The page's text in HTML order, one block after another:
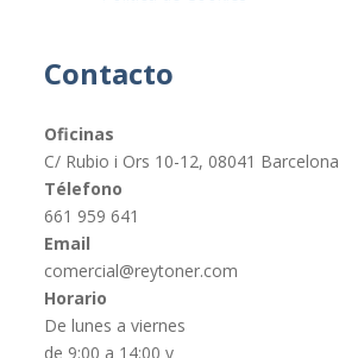
Contacto
Oficinas
C/ Rubio i Ors 10-12, 08041 Barcelona
Télefono
661 959 641
Email
comercial@reytoner.com
Horario
De lunes a viernes
de 9:00 a 14:00 y